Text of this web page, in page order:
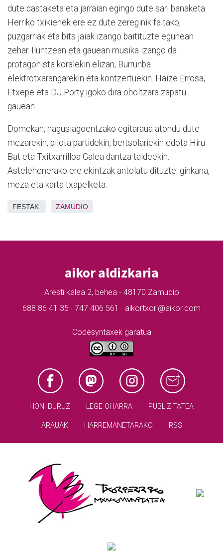
dute dastaketa eta jarraian egingo dute sari banaketa.
Herriko txikienek ere ez dute zereginik faltako,
puzgarriak eta bits jaiak izango baitituzte egunean
zehar. Iluntzean eta gauean musika izango da
protagonista koralekin elizan, Burrunba
elektrotxarangarekin eta kontzertuekin. Haize Errosa,
Etxepe eta DJ Porty igoko dira oholtzara zapatu
gauean.
Domekan, nagusiagoentzako egitaraua atondu dute
mezarekin, pilota partidekin, bertsolariekin edota Hiru
Bat eta Txitxarrilloa Galea dantza taldeekin.
Astelehenerako ere ekintzak antolatu dituzte: ginkana,
meza eta karta txapelketa.
FESTAK ZAMUDIO
aikor aldizkaria
Aresti kalea 2, behea - 48170 Zamudio
688 86 41 35 · 747 406 561 · aikortxori@aikor.com
Codesyntaxek garatua
HONI BURUZ LEGE OHARRA PUBLIZITATEA
ARAUAK HARREMANETARAKO RSS